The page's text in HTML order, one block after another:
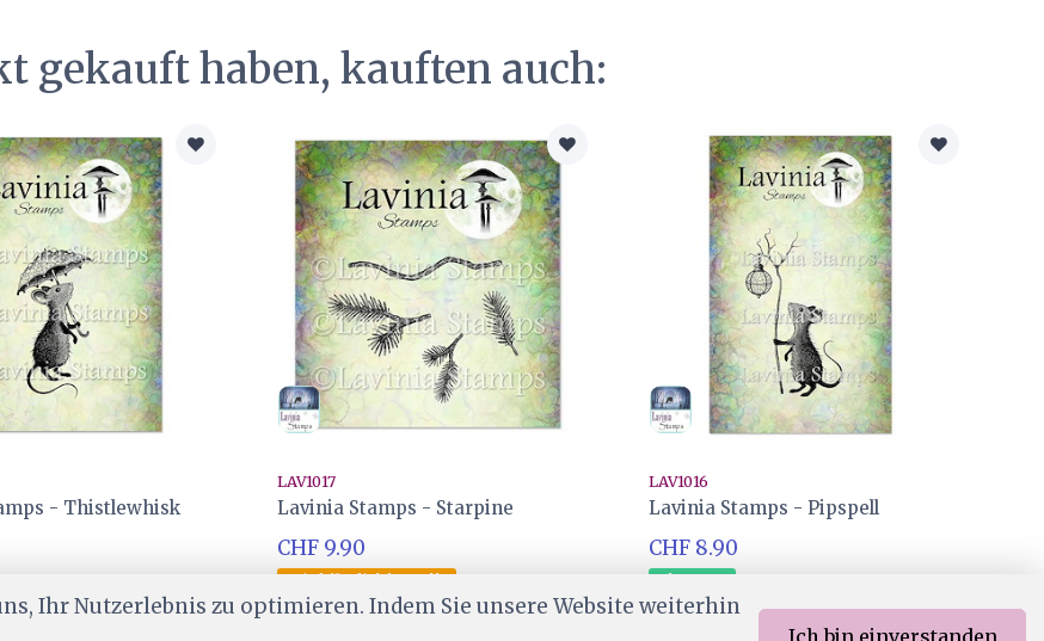
gekauft haben, kauften auch:
- Thistlewhisk
LAV1017
Lavinia Stamps - Starpine
CHF 9.90
Wird für dich bestellt
LAV1016
Lavinia Stamps - Pipspell
CHF 8.90
Ab Lager
Ihr Nutzerlebnis zu optimieren. Indem Sie unsere Website weiterhin
Ich bin einverstanden